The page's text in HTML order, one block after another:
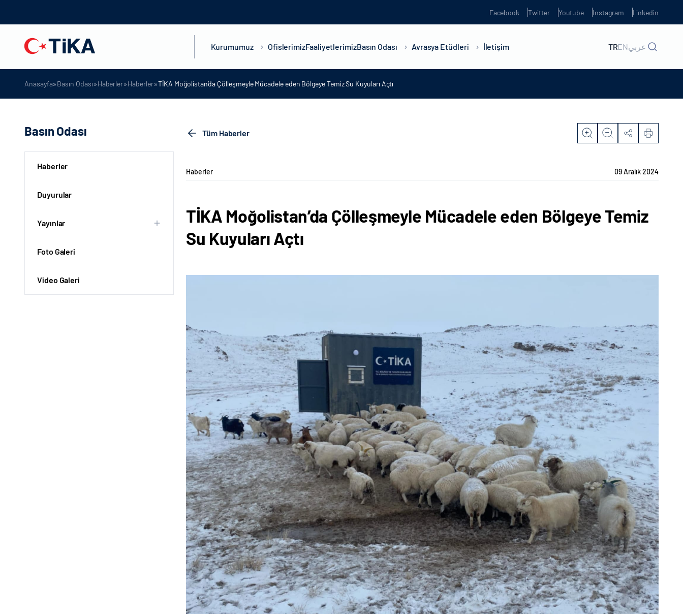
Facebook Twitter Youtube Instagram Linkedin
Kurumumuz OfislerimizFaaliyetlerimizBasın Odası Avrasya Etüdleri İletişim TRENعربي
Anasayfa»Basın Odası»Haberler»Haberler»TİKA Moğolistan’da Çölleşmeyle Mücadele eden Bölgeye Temiz Su Kuyuları Açtı
Basın Odası
Haberler
Duyurular
Yayınlar
Foto Galeri
Video Galeri
Tüm Haberler
Haberler 09 Aralık 2024
TİKA Moğolistan’da Çölleşmeyle Mücadele eden Bölgeye Temiz
Su Kuyuları Açtı